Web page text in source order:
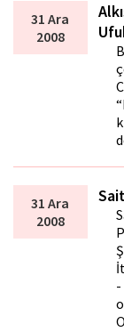
31 Ara
2008
31 Ara
2008
-